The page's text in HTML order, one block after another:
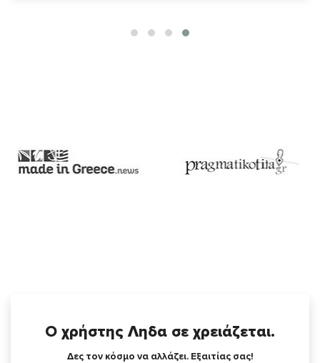
Ο χρήστης Ληδα σε χρειάζεται.
Δες τον κόσμο να αλλάζει. Εξαιτίας σας!